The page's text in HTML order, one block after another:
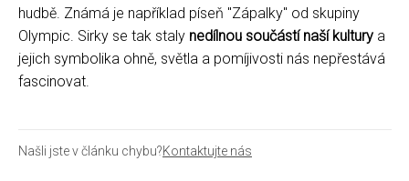
hudbě. Známá je například píseň "Zápalky" od skupiny
Olympic. Sirky se tak staly nedílnou součástí naší kultury a
jejich symbolika ohně, světla a pomíjivosti nás nepřestává
fascinovat.
Našli jste v článku chybu?Kontaktujte nás